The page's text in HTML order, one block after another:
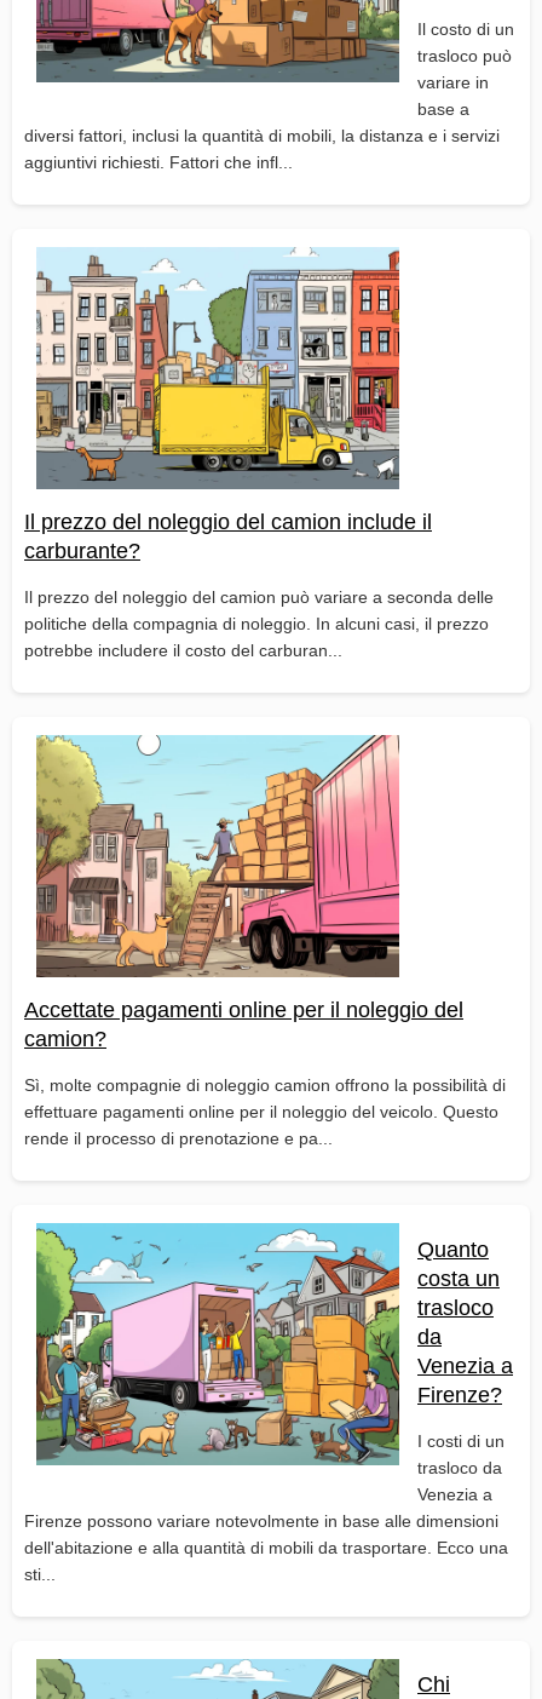
Il costo di un
trasloco può
variare in
base a
diversi fattori, inclusi la quantità di mobili, la distanza e i servizi
aggiuntivi richiesti. Fattori che infl...
Il prezzo del noleggio del camion include il
carburante?
Il prezzo del noleggio del camion può variare a seconda delle
politiche della compagnia di noleggio. In alcuni casi, il prezzo
potrebbe includere il costo del carburan...
Accettate pagamenti online per il noleggio del
camion?
Sì, molte compagnie di noleggio camion offrono la possibilità di
effettuare pagamenti online per il noleggio del veicolo. Questo
rende il processo di prenotazione e pa...
Quanto
costa un
trasloco
da
Venezia a
Firenze?
I costi di un
trasloco da
Venezia a
Firenze possono variare notevolmente in base alle dimensioni
dell'abitazione e alla quantità di mobili da trasportare. Ecco una
sti...
Chi